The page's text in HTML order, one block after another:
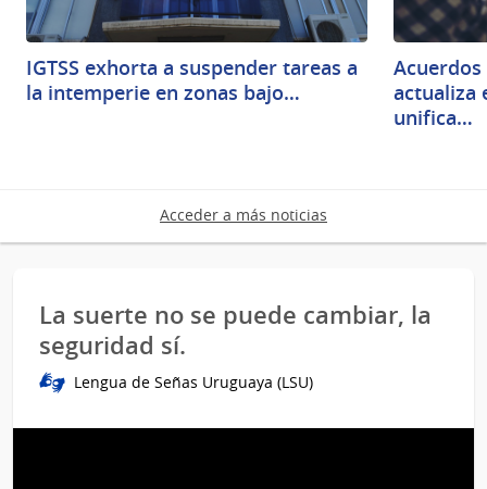
IGTSS exhorta a suspender tareas a
la intemperie en zonas bajo…
actualiza
unifica…
Acceder a más noticias
La suerte no se puede cambiar, la
seguridad sí.
Lengua de Señas Uruguaya (LSU)